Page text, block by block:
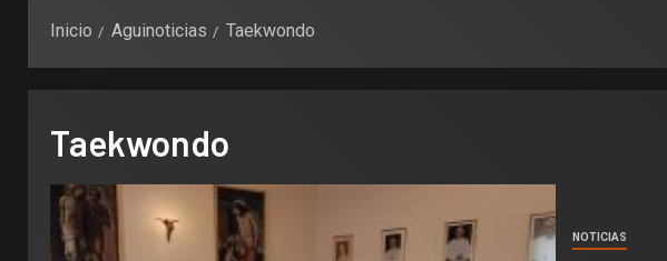
Inicio Aguinoticias Taekwondo
Taekwondo
NOTICIAS